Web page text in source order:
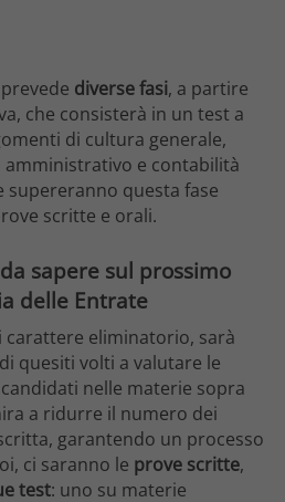
diverse fasi, a partire
che consisterà in un test a
di cultura generale,
e contabilità
supereranno questa fase
scritte e orali.
sapere sul prossimo
delle Entrate
carattere eliminatorio, sarà
quesiti volti a valutare le
nelle materie sopra
a ridurre il numero dei
garantendo un processo
ci saranno le prove scritte,
test: uno su materie